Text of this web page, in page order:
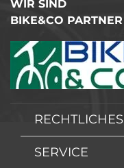
WIR SIND
BIKE&CO PARTNER
RECHTLICHES
SERVICE